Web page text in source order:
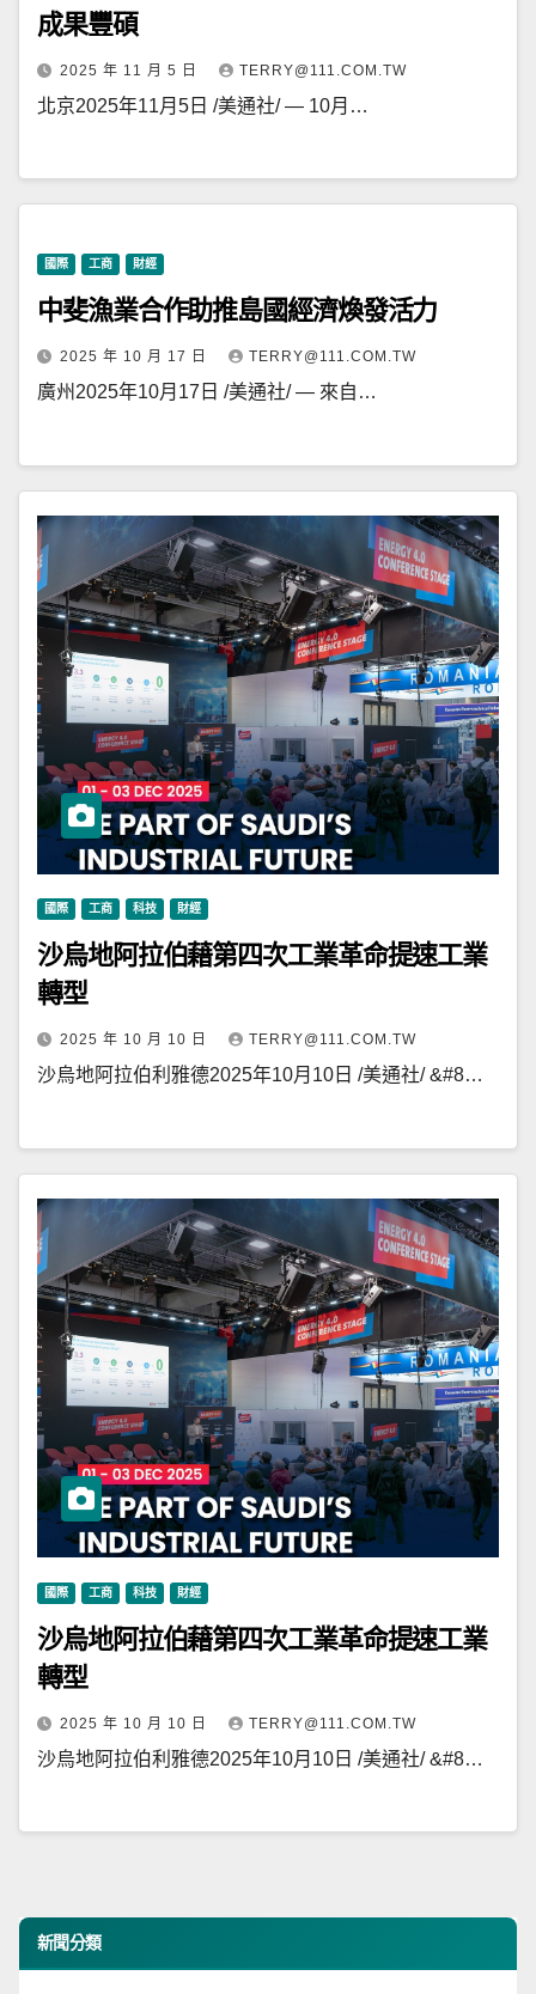
成果豐碩
2025 年 11 月 5 日 TERRY@111.COM.TW
北京2025年11月5日 /美通社/ — 10月…
國際 工商 財經
中斐漁業合作助推島國經濟煥發活力
2025 年 10 月 17 日 TERRY@111.COM.TW
廣州2025年10月17日 /美通社/ — 來自…
國際 工商 科技 財經
沙烏地阿拉伯藉第四次工業革命提速工業
轉型
2025 年 10 月 10 日 TERRY@111.COM.TW
沙烏地阿拉伯利雅德2025年10月10日 /美通社/ &#8…
國際 工商 科技 財經
沙烏地阿拉伯藉第四次工業革命提速工業
轉型
2025 年 10 月 10 日 TERRY@111.COM.TW
沙烏地阿拉伯利雅德2025年10月10日 /美通社/ &#8…
新聞分類